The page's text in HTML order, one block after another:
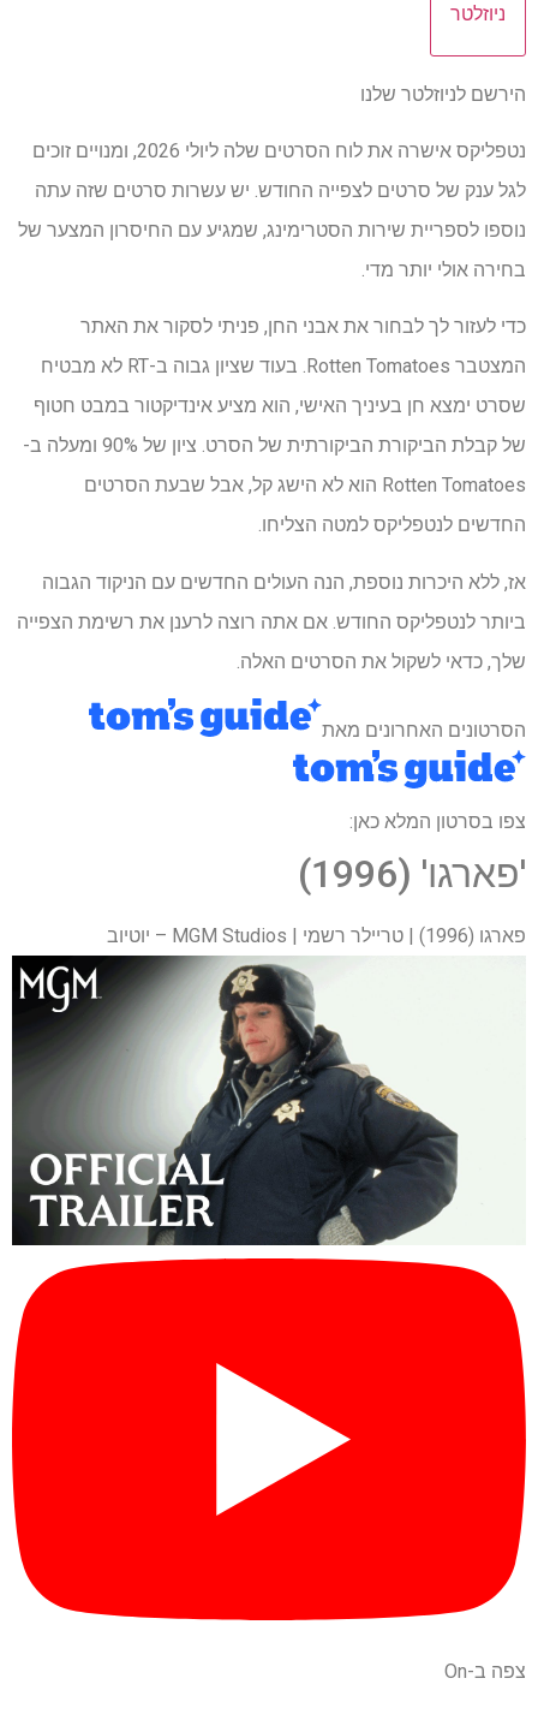
ניוזלטר
הירשם לניוזלטר שלנו
נטפליקס אישרה את לוח הסרטים שלה ליולי 2026, ומנויים זוכים
לגל ענק של סרטים לצפייה החודש. יש עשרות סרטים שזה עתה
נוספו לספריית שירות הסטרימינג, שמגיע עם החיסרון המצער של
בחירה אולי יותר מדי.
כדי לעזור לך לבחור את אבני החן, פניתי לסקור את האתר
המצטבר Rotten Tomatoes. בעוד שציון גבוה ב-RT לא מבטיח
שסרט ימצא חן בעיניך האישי, הוא מציע אינדיקטור במבט חטוף
של קבלת הביקורת הביקורתית של הסרט. ציון של 90% ומעלה ב-
Rotten Tomatoes הוא לא הישג קל, אבל שבעת הסרטים
החדשים לנטפליקס למטה הצליחו.
אז, ללא היכרות נוספת, הנה העולים החדשים עם הניקוד הגבוה
ביותר לנטפליקס החודש. אם אתה רוצה לרענן את רשימת הצפייה
שלך, כדאי לשקול את הסרטים האלה.
הסרטונים האחרונים מאת
צפו בסרטון המלא כאן:
'פארגו' (1996)
פארגו (1996) | טריילר רשמי | MGM Studios – יוטיוב
צפה ב-On